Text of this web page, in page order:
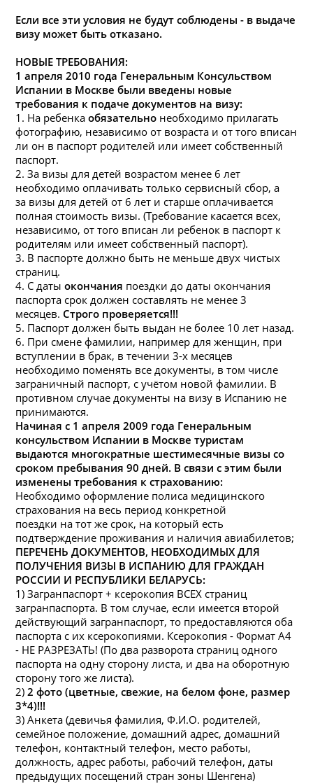
Если все эти условия не будут соблюдены - в выдаче
визу может быть отказано.
НОВЫЕ ТРЕБОВАНИЯ:
1 апреля 2010 года Генеральным Консульством
Испании в Москве были введены новые
требования к подаче документов на визу:
1. На ребенкаобязательно необходимо прилагать
фотографию, независимо от возраста и от того вписан
ли он в паспорт родителей или имеет собственный
паспорт.
2. За визы для детей возрастом менее 6 лет
необходимо оплачивать только сервисный сбор, а
за визы для детей от 6 лет и старше оплачивается
полная стоимость визы. (Требование касается всех,
независимо, от того вписан ли ребенок в паспорт к
родителям или имеет собственный паспорт).
3. В паспорте должно быть не меньше двух чистых
страниц.
4. С датыокончания поездки до даты окончания
паспорта срок должен составлять не менее 3
месяцев. Строго проверяется!!!
5. Паспорт должен быть выдан не более 10 лет назад.
6. При смене фамилии, например для женщин, при
вступлении в брак, в течении 3-х месяцев
необходимо поменять все документы, в том числе
заграничный паспорт, с учётом новой фамилии. В
противном случае документы на визу в Испанию не
принимаются.
Начиная с 1 апреля 2009 года Генеральным
консульством Испании в Москве туристам
выдаются многократные шестимесячные визы со
сроком пребывания 90 дней. В связи с этим были
изменены требования к страхованию:
Необходимо оформление полиса медицинского
страхования на весь период конкретной
поездки на тот же срок, на который есть
подтверждение проживания и наличия авиабилетов;
ПЕРЕЧЕНЬ ДОКУМЕНТОВ, НЕОБХОДИМЫХ ДЛЯ
ПОЛУЧЕНИЯ ВИЗЫ В ИСПАНИЮ ДЛЯ ГРАЖДАН
РОССИИ И РЕСПУБЛИКИ БЕЛАРУСЬ:
1) Загранпаспорт + ксерокопия ВСЕХ страниц
загранпаспорта. В том случае, если имеется второй
действующий загранпаспорт, то предоставляются оба
паспорта с их ксерокопиями. Ксерокопия - Формат А4
- НЕ РАЗРЕЗАТЬ! (По два разворота страниц одного
паспорта на одну сторону листа, и два на оборотную
сторону того же листа).
2)2 фото (цветные, свежие, на белом фоне, размер
3*4)!!!
3) Анкета (девичья фамилия, Ф.И.О. родителей,
семейное положение, домашний адрес, домашний
телефон, контактный телефон, место работы,
должность, адрес работы, рабочий телефон, даты
предыдущих посещений стран зоны Шенгена)